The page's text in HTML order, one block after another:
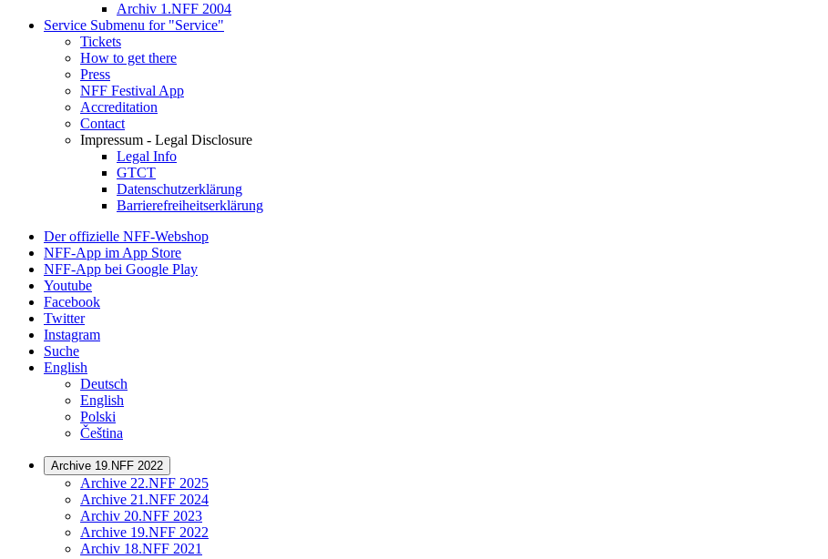
Archiv 1.NFF 2004
Service Submenu for "Service"
Tickets
How to get there
Press
NFF Festival App
Accreditation
Contact
Impressum - Legal Disclosure
Legal Info
GTCT
Datenschutzerklärung
Barrierefreiheitserklärung
Der offizielle NFF-Webshop
NFF-App im App Store
NFF-App bei Google Play
Youtube
Facebook
Twitter
Instagram
Suche
English
Deutsch
English
Polski
Čeština
Archive 19.NFF 2022
Archive 22.NFF 2025
Archive 21.NFF 2024
Archiv 20.NFF 2023
Archive 19.NFF 2022
Archiv 18.NFF 2021